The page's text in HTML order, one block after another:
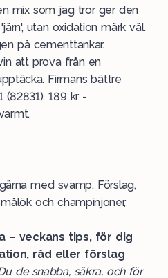
mix som jag tror ger den
utan oxidation märk väl.
på cementtankar.
att prova från en
Firmans bättre
(82831), 189 kr -
med svamp. Förslag,
och champinjoner,
– veckans tips, för dig
råd eller förslag
de snabba, säkra, och för